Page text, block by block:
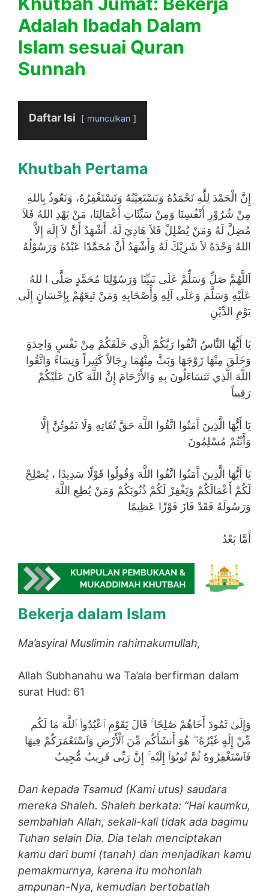
Adalah Ibadah Dalam
Islam sesuai Quran
Sunnah
Daftar Isi munculkan
Khutbah Pertama
إِنَّ الْحَمْدَ لِلَّهِ نَحْمَدُهُ وَنَسْتَعِيْنُهُ وَنَسْتَغْفِرُهُ، وَنَعُوذُ بِاللهِ
مِنْ شُرُوْرِ أَنْفُسِنَا وَمِنْ سَيِّئَاتِ أَعْمَالِنَا، مَنْ يَهْدِ اللهُ فَلاَ
مُضِلَّ لَهُ وَمَنْ يُضْلِلْ فَلاَ هَادِيَ لَهُ. أَشْهَدُ أَنَّ لاَ إِلَهَ إِلاَّ
اللهُ وَحْدَهُ لاَ شَرِيْكَ لَهُ وَأَشْهَدُ أَنَّ مُحَمَّدًا عَبْدُهُ وَرَسُوْلُهُ
عَلَيْهِ وَسَلَّمَ وَعَلَى آلِهِ وَأَصْحَابِهِ وَمَنْ تَبِعَهُمْ بِإِحْسَانٍ إِلَى
يَوْمِ الدِّيْنِ
يَا أَيُّهَا النَّاسُ اتَّقُوا رَبَّكُمْ الَّذِي خَلَقَكُمْ مِنْ نَفْسٍ وَاحِدَةٍ
وَخَلَقَ مِنْهَا زَوْجَهَا وَبَثَّ مِنْهُمَا رِجَالاً كَثِيراً وَنِسَاءً وَاتَّقُوا
اللَّهَ الَّذِي تَتَسَاءَلُونَ بِهِ وَالأَرْحَامَ إِنَّ اللَّهَ كَانَ عَلَيْكُمْ
رَقِيباً
يَا أَيُّهَا الَّذِينَ آَمَنُوا اتَّقُوا اللَّهَ حَقَّ تُقَاتِهِ وَلَا تَمُوتُنَّ إِلَّا
وَأَنْتُمْ مُسْلِمُونَ
يَا أَيُّهَا الَّذِينَ آَمَنُوا اتَّقُوا اللَّهَ وَقُولُوا قَوْلًا سَدِيدًا ، يُصْلِحْ
لَكُمْ أَعْمَالَكُمْ وَيَغْفِرْ لَكُمْ ذُنُوبَكُمْ وَمَنْ يُطِعِ اللَّهَ
وَرَسُولَهُ فَقَدْ فَازَ فَوْزًا عَظِيمًا
أَمَّا بَعْدُ
Bekerja dalam Islam
Ma’asyiral Muslimin rahimakumullah,
Allah Subhanahu wa Ta’ala berfirman dalam
surat Hud: 61
وَإِلَىٰ ثَمُودَ أَخَاهُمْ صَٰلِحًا ۚ قَالَ يَٰقَوْمِ ٱعْبُدُوا۟ ٱللَّهَ مَا لَكُم
مِّنْ إِلَٰهٍ غَيْرُهُۥ ۖ هُوَ أَنشَأَكُم مِّنَ ٱلْأَرْضِ وَٱسْتَعْمَرَكُمْ فِيهَا
فَٱسْتَغْفِرُوهُ ثُمَّ تُوبُوٓا۟ إِلَيْهِ ۚ إِنَّ رَبِّى قَرِيبٌ مُّجِيبٌ
Dan kepada Tsamud (Kami utus) saudara
mereka Shaleh. Shaleh berkata: “Hai kaumku,
sembahlah Allah, sekali-kali tidak ada bagimu
Tuhan selain Dia. Dia telah menciptakan
kamu dari bumi (tanah) dan menjadikan kamu
pemakmurnya, karena itu mohonlah
ampunan-Nya, kemudian bertobatlah